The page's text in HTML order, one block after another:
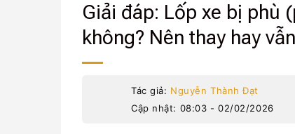
Giải đáp: Lốp xe bị phù
không? Nên thay hay
Tác giả: Nguyễn Thành Đạt
Cập nhật: 08:03 - 02/02/2026